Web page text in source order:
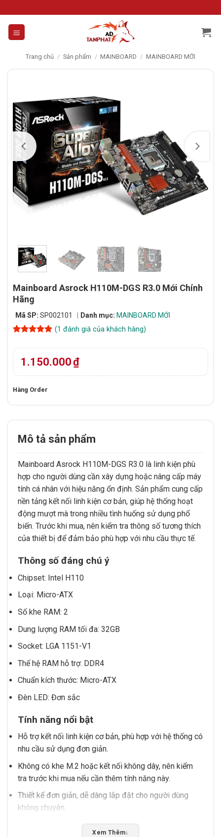
to
content
Trang chủ / Sản phẩm / MAINBOARD / MAINBOARD MỚI
Mainboard Asrock H110M-DGS R3.0 Mới Chính
Hãng
Mã SP: SP002101 Danh mục: MAINBOARD MỚI
dựa trên
đánh giá
(1 đánh giá của khách hàng)
1.150.000₫
Hàng Order
Mô tả sản phẩm
Mainboard Asrock H110M-DGS R3.0 là linh kiện phù
hợp cho người dùng cần xây dựng hoặc nâng cấp máy
tính cá nhân với hiệu năng ổn định. Sản phẩm cung cấp
nền tảng kết nối linh kiện cơ bản, giúp hệ thống hoạt
động mượt mà trong nhiều tình huống sử dụng phổ
biến. Trước khi mua, nên kiểm tra thông số tương thích
của thiết bị để đảm bảo phù hợp với nhu cầu thực tế.
Thông số đáng chú ý
Chipset: Intel H110
Loại: Micro-ATX
Số khe RAM: 2
Dung lượng RAM tối đa: 32GB
Socket: LGA 1151-V1
Thế hệ RAM hỗ trợ: DDR4
Chuẩn kích thước: Micro-ATX
Đèn LED: Đơn sắc
Tính năng nổi bật
Hỗ trợ kết nối linh kiện cơ bản, phù hợp với hệ thống có
nhu cầu sử dụng đơn giản.
Không có khe M.2 hoặc kết nối không dây, nên kiểm
tra trước khi mua nếu cần thêm tính năng này.
Thiết kế đơn giản, dễ dàng lắp đặt cho người dùng
không chuyên.
Lưu ý khi sử dụngXem Thêm↓